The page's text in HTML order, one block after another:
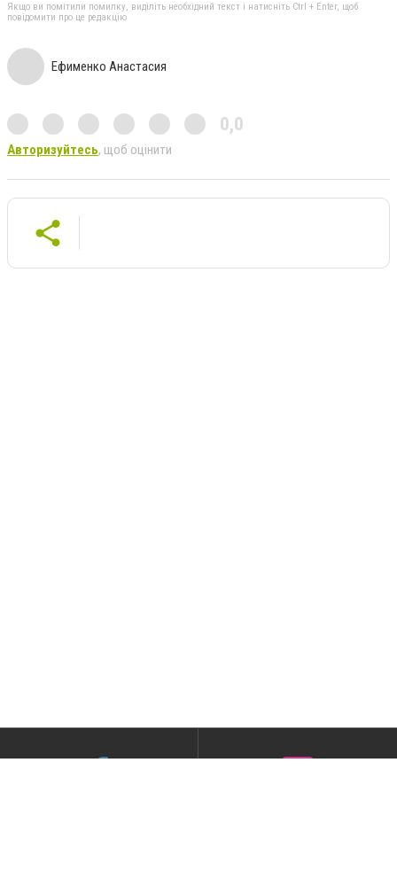
Якщо ви помітили помилку, виділіть необхідний текст і натисніть Ctrl + Enter, щоб
повідомити про це редакцію
Ефименко Анастасия
0,0
Авторизуйтесь, щоб оцінити